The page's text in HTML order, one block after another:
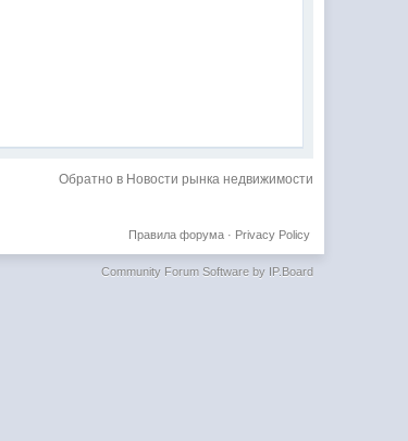
Обратно в Новости рынка недвижимости
Privacy Policy
Правила форума·
Community Forum Software by IP.Board